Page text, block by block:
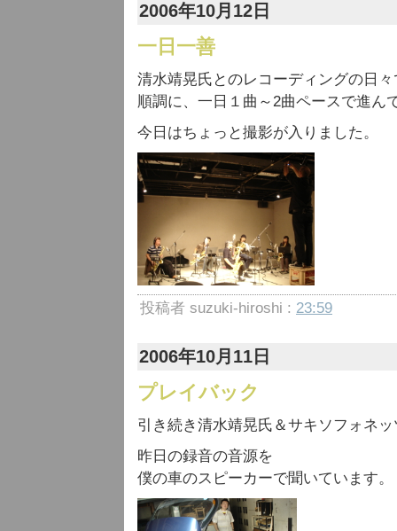
2006年10月12日
一日一善
清水靖晃氏とのレコーディングの日
順調に、一日１曲～2曲ペースで進ん
今日はちょっと撮影が入りました。
投稿者 suzuki-hiroshi : 23:59
2006年10月11日
プレイバック
引き続き清水靖晃氏＆サキソフォネ
昨日の録音の音源を
僕の車のスピーカーで聞いています。